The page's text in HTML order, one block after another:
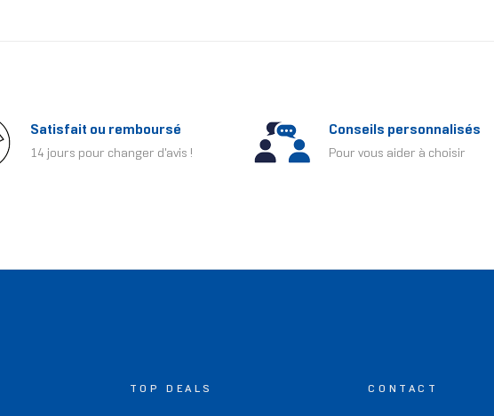
Satisfait ou remboursé
14 jours pour changer d'avis !
Conseils personnalisés
Pour vous aider à choisir
TOP DEALS CONTACT